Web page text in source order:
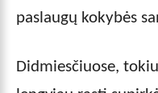
paslaugų kokybės
Didmiesčiuose,